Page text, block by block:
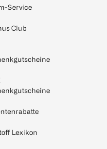
Service
Club
Lexikon